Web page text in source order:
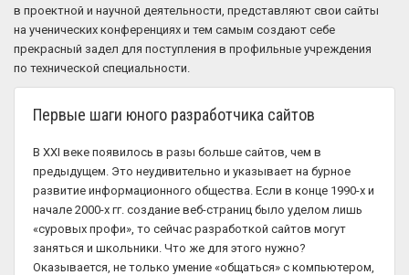
в проектной и научной деятельности, представляют свои сайты
на ученических конференциях и тем самым создают себе
прекрасный задел для поступления в профильные учреждения
по технической специальности.
Первые шаги юного разработчика сайтов
В XXI веке появилось в разы больше сайтов, чем в
предыдущем. Это неудивительно и указывает на бурное
развитие информационного общества. Если в конце 1990-х и
начале 2000-х гг. создание веб-страниц было уделом лишь
«суровых профи», то сейчас разработкой сайтов могут
заняться и школьники. Что же для этого нужно?
Оказывается, не только умение «общаться» с компьютером,